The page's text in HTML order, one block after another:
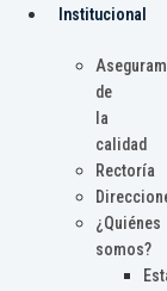
Institucional
de
la
calidad
Rectoría
¿Quiénes
somos?